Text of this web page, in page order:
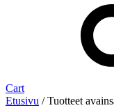
Cart
Etusivu / Tuotteet